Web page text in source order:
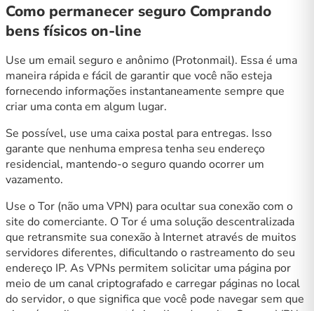
Como permanecer seguro Comprando
bens físicos on-line
Use um email seguro e anônimo (Protonmail). Essa é uma
maneira rápida e fácil de garantir que você não esteja
fornecendo informações instantaneamente sempre que
criar uma conta em algum lugar.
Se possível, use uma caixa postal para entregas. Isso
garante que nenhuma empresa tenha seu endereço
residencial, mantendo-o seguro quando ocorrer um
vazamento.
Use o Tor (não uma VPN) para ocultar sua conexão com o
site do comerciante. O Tor é uma solução descentralizada
que retransmite sua conexão à Internet através de muitos
servidores diferentes, dificultando o rastreamento do seu
endereço IP. As VPNs permitem solicitar uma página por
meio de um canal criptografado e carregar páginas no local
do servidor, o que significa que você pode navegar sem que